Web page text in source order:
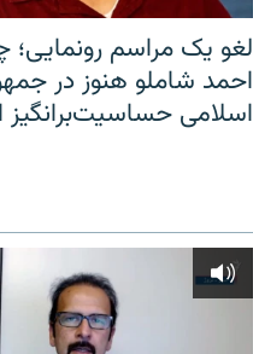
لغو یک مراسم رونمایی؛
احمد شاملو هنوز در
اسلامی